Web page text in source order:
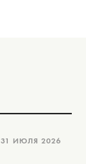
31 ИЮЛЯ 2026